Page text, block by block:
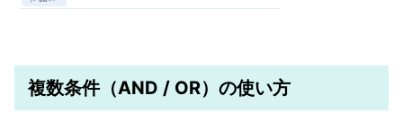
複数条件（AND / OR）の使い方